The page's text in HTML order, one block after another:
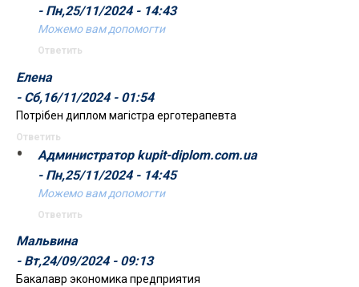
- Пн,25/11/2024 - 14:43
Можемо вам допомогти
Ответить
Елена
- Сб,16/11/2024 - 01:54
Потрібен диплом магістра ерготерапевта
Ответить
Администратор kupit-diplom.com.ua
- Пн,25/11/2024 - 14:45
Можемо вам допомогти
Ответить
Мальвина
- Вт,24/09/2024 - 09:13
Бакалавр экономика предприятия